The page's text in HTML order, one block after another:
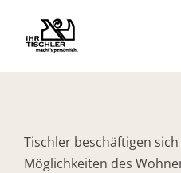
springen
Tischler beschäftigen
Möglichkeiten des